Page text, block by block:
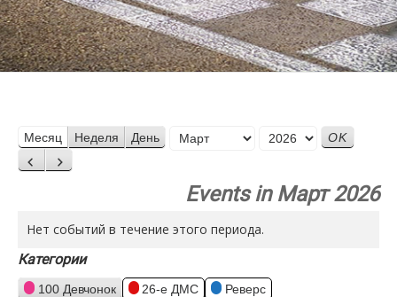
Месяц Неделя День
Месяц
Назад
Вперед
Events in Март 2026
Нет событий в течение этого периода.
Категории
100 Девчонок 26-е ДМС
Реверс